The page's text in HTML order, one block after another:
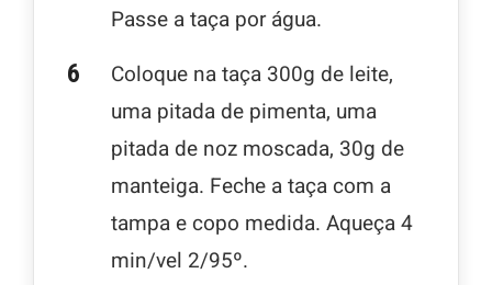
Passe a taça por água.
Coloque na taça 300g de leite,
uma pitada de pimenta, uma
pitada de noz moscada, 30g de
manteiga. Feche a taça com a
tampa e copo medida. Aqueça 4
min/vel 2/95º.